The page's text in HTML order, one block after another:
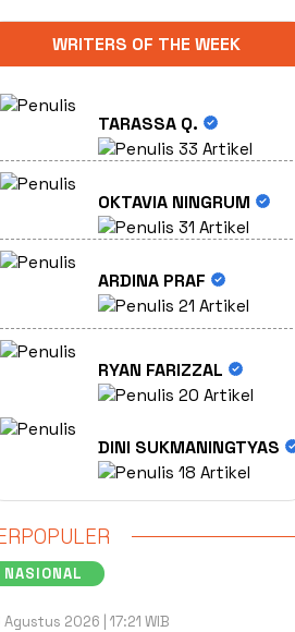
WRITERS OF THE WEEK
TARASSA Q.
33 Artikel
OKTAVIA NINGRUM
31 Artikel
ARDINA PRAF
21 Artikel
RYAN FARIZZAL
20 Artikel
DINI SUKMANINGTYAS
18 Artikel
NASIONAL
Agustus 2026 | 17:21 WIB